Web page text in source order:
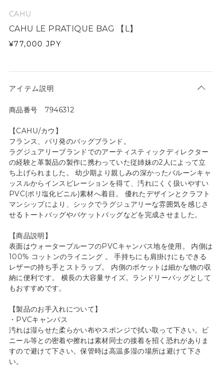
CAHU
CAHU LE PRATIQUE BAG 【L】
¥77,000 JPY
アイテム説明
商品番号 7946312
【CAHU/カウ】
フランス、パリ発のバッグブランド。
ラグジュアリーブランドでのアーティスティックディレクター
の経験と革製品の製作に携わっていた従姉妹の2人によって立
ち上げられました。 幼少期より親しみの深かったバルーンキャ
ッスルからインスピレーションを得て、汚れにくく扱いやすい
PVC(ポリ塩化ビニル)素材へ着目。 優れたデザインとクラフト
マンシップにより、シックでラグジュアリーな雰囲気を感じさ
せるトートバッグやバケットバッグなどを完成させました。
【商品説明】
表面はウォータープルーフのPVCキャンバス地を使用。 内側は
100% コットンのライニング 。 手持ちにも肩掛けにもできる
レザーの持ち手とストラップ。 内側のポケットは細かな物の収
納に便利です。 横長の大容量サイズ。ランドリーバッグとして
もおすすめです。
【製品のお手入れについて】
・PVCキャンパス
汚れは湿らせた柔らかい布やスポンジで拭い取って下さい。ビ
ニール等との密着や擦れは素材同士の接着を招く恐れがありま
すので避けて下さい。保管時は高温多湿の場所は避けて下さ
い。